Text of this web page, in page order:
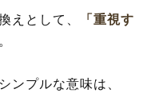
えとして、
「重視す
ンプルな意味は、